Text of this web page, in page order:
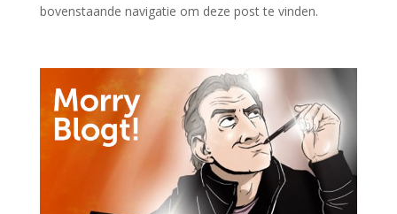
bovenstaande navigatie om deze post te vinden.